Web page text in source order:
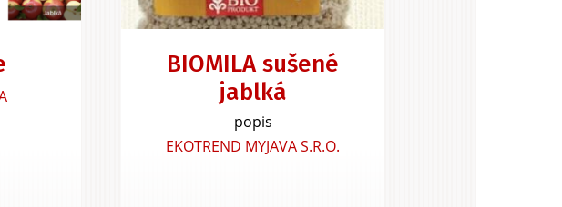
BIOMILA sušené
jablká
popis
EKOTREND MYJAVA S.R.O.